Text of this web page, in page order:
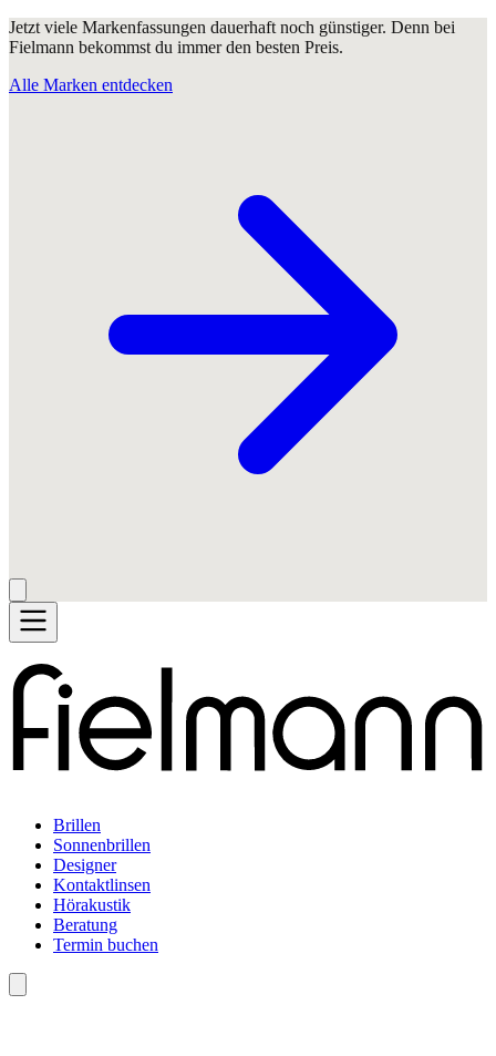
Jetzt viele Markenfassungen dauerhaft noch günstiger. Denn bei
Fielmann bekommst du immer den besten Preis.
Alle Marken entdecken
Brillen
Sonnenbrillen
Designer
Kontaktlinsen
Hörakustik
Beratung
Termin buchen